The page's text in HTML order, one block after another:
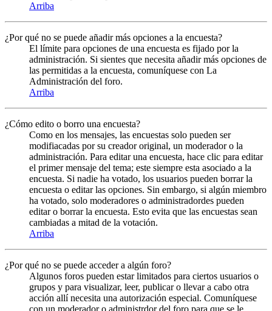
Arriba
¿Por qué no se puede añadir más opciones a la encuesta?
El límite para opciones de una encuesta es fijado por la
administración. Si sientes que necesita añadir más opciones de
las permitidas a la encuesta, comuníquese con La
Administración del foro.
Arriba
¿Cómo edito o borro una encuesta?
Como en los mensajes, las encuestas solo pueden ser
modifiacadas por su creador original, un moderador o la
administración. Para editar una encuesta, hace clic para editar
el primer mensaje del tema; este siempre esta asociado a la
encuesta. Si nadie ha votado, los usuarios pueden borrar la
encuesta o editar las opciones. Sin embargo, si algún miembro
ha votado, solo moderadores o administradordes pueden
editar o borrar la encuesta. Esto evita que las encuestas sean
cambiadas a mitad de la votación.
Arriba
¿Por qué no se puede acceder a algún foro?
Algunos foros pueden estar limitados para ciertos usuarios o
grupos y para visualizar, leer, publicar o llevar a cabo otra
acción allí necesita una autorización especial. Comuníquese